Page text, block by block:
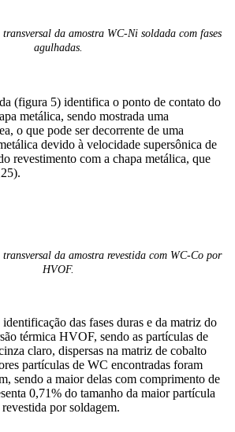
da amostra WC-Ni soldada com fases
agulhadas.
(figura 5) identifica o ponto de contato do
metálica, sendo mostrada uma
o que pode ser decorrente de uma
devido à velocidade supersônica de
revestimento com a chapa metálica, que
da amostra revestida com WC-Co por
HVOF.
das fases duras e da matriz do
térmica HVOF, sendo as partículas de
claro, dispersas na matriz de cobalto
partículas de WC encontradas foram
sendo a maior delas com comprimento de
0,71% do tamanho da maior partícula
por soldagem.